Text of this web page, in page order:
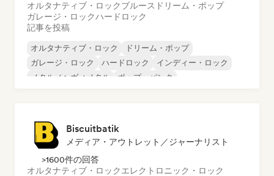
オルタナティブ・ロックブルース ドリーム・ポップ
ガレージ・ロックハードロック
記事を投稿
オルタナティブ・ロック
ドリーム・ポップ
ガレージ・ロック
ハードロック
インディー・ロック
メタル／ヘヴィメタル
ポップ・パンク
Biscuitbatik
メディア・アウトレット／ジャーナリスト
>1600件の回答
オルタナティブ・ロックエレクトロニック・ロック